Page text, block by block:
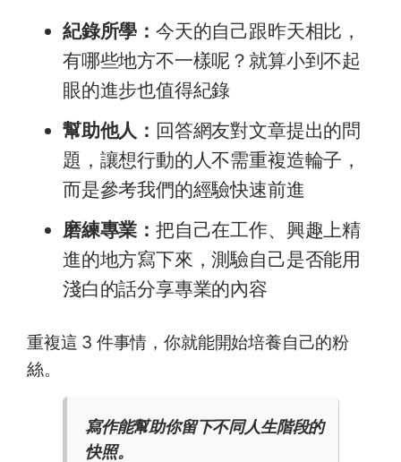
紀錄所學：今天的自己跟昨天相比，
有哪些地方不一樣呢？就算小到不起
眼的進步也值得紀錄
幫助他人： 回答網友對文章提出的問
題，讓想行動的人不需重複造輪子，
而是參考我們的經驗快速前進
磨練專業：把自己在工作、興趣上精
進的地方寫下來，測驗自己是否能用
淺白的話分享專業的內容
重複這 3 件事情，你就能開始培養自己的粉
絲。
寫作能幫助你留下不同人生階段的
快照。